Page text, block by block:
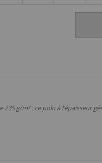
g/m² : ce polo à l'épaisseur